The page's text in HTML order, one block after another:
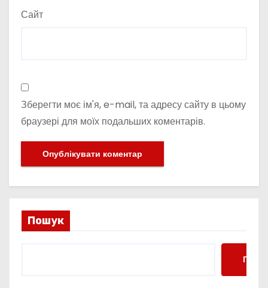
Сайт
Зберегти моє ім'я, e-mail, та адресу сайту в цьому
браузері для моїх подальших коментарів.
Пошук